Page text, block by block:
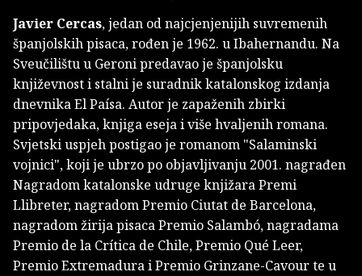
Javier Cercas, jedan od najcjenjenijih suvremenih
španjolskih pisaca, rođen je 1962. u Ibahernandu. Na
Sveučilištu u Geroni predavao je španjolsku
književnost i stalni je suradnik katalonskog izdanja
dnevnika El Paísa. Autor je zapaženih zbirki
pripovjedaka, knjiga eseja i više hvaljenih romana.
Svjetski uspjeh postigao je romanom "Salaminski
vojnici", koji je ubrzo po objavljivanju 2001. nagrađen
Nagradom katalonske udruge knjižara Premi
Llibreter, nagradom Premio Ciutat de Barcelona,
nagradom žirija pisaca Premio Salambó, nagradama
Premio de la Crítica de Chile, Premio Qué Leer,
Premio Extremadura i Premio Grinzane-Cavour te u